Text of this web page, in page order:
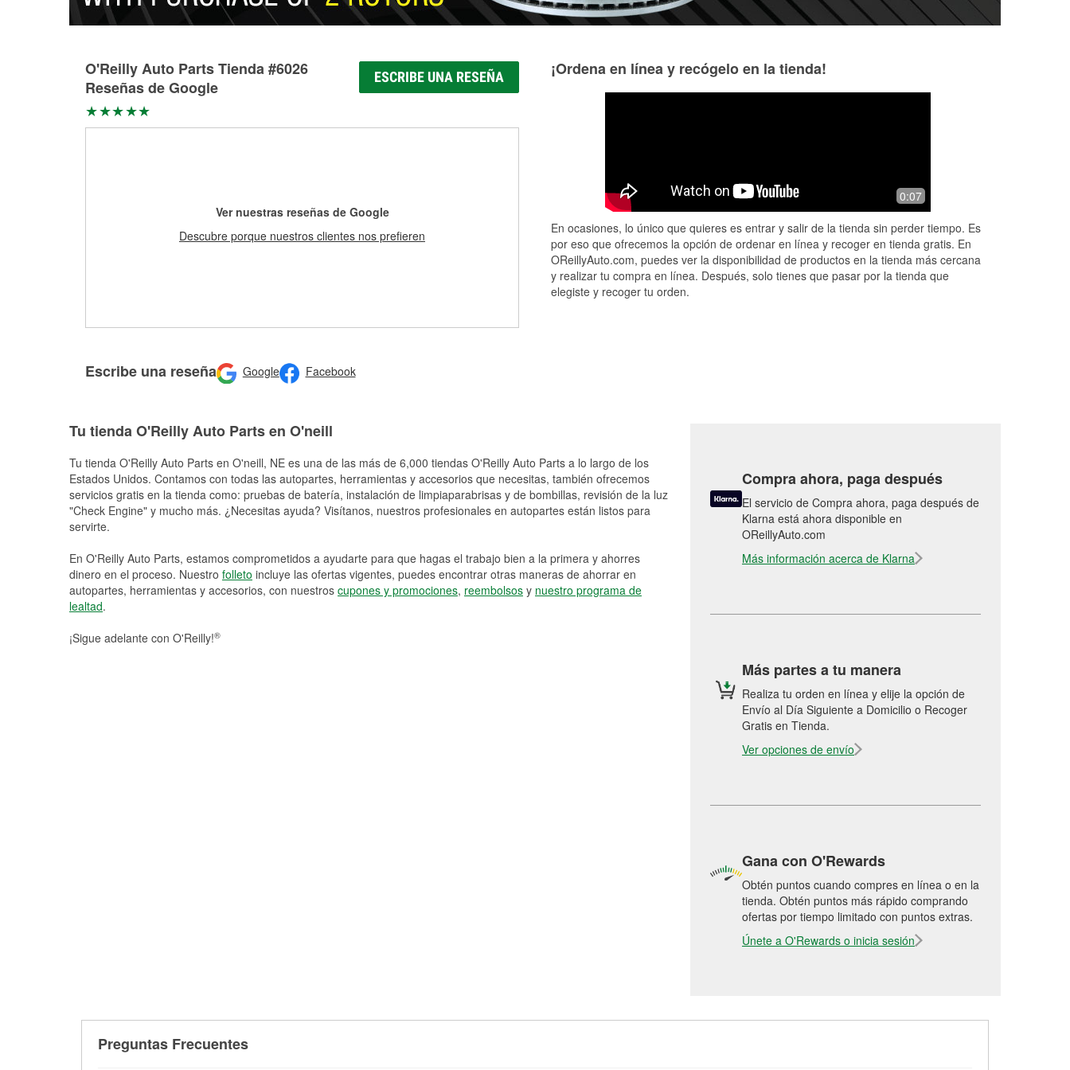
O'Reilly Auto Parts Tienda #6026
Reseñas de Google
ESCRIBE UNA RESEÑA
Ver nuestras reseñas de Google
Descubre porque nuestros clientes nos prefieren
Escribe una reseña Google Facebook
¡Ordena en línea y recógelo en la tienda!
0:07
En ocasiones, lo único que quieres es entrar y salir de la tienda sin perder tiempo. Es
por eso que ofrecemos la opción de ordenar en línea y recoger en tienda gratis. En
OReillyAuto.com, puedes ver la disponibilidad de productos en la tienda más cercana
y realizar tu compra en línea. Después, solo tienes que pasar por la tienda que
elegiste y recoger tu orden.
Tu tienda O'Reilly Auto Parts en O'neill
Tu tienda O'Reilly Auto Parts en O'neill, NE es una de las más de 6,000 tiendas O'Reilly Auto Parts a lo largo de los
Estados Unidos. Contamos con todas las autopartes, herramientas y accesorios que necesitas, también ofrecemos
servicios gratis en la tienda como: pruebas de batería, instalación de limpiaparabrisas y de bombillas, revisión de la luz
"Check Engine" y mucho más. ¿Necesitas ayuda? Visítanos, nuestros profesionales en autopartes están listos para
servirte.
En O'Reilly Auto Parts, estamos comprometidos a ayudarte para que hagas el trabajo bien a la primera y ahorres
dinero en el proceso. Nuestro folleto incluye las ofertas vigentes, puedes encontrar otras maneras de ahorrar en
autopartes, herramientas y accesorios, con nuestros cupones y promociones, reembolsos y nuestro programa de
lealtad.
¡Sigue adelante con O'Reilly!®
Compra ahora, paga después
El servicio de Compra ahora, paga después de
Klarna está ahora disponible en
OReillyAuto.com
Más información acerca de Klarna
Más partes a tu manera
Realiza tu orden en línea y elije la opción de
Envío al Día Siguiente a Domicilio o Recoger
Gratis en Tienda.
Ver opciones de envío
Gana con O'Rewards
Obtén puntos cuando compres en línea o en la
tienda. Obtén puntos más rápido comprando
ofertas por tiempo limitado con puntos extras.
Únete a O'Rewards o inicia sesión
Preguntas Frecuentes